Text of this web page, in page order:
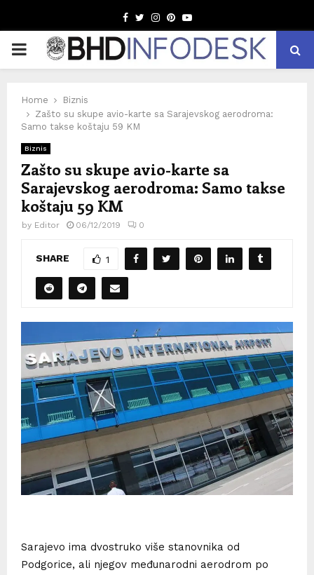
Facebook
TwitterInstagram
Pinterest
Youtube
PRIMARY
Home
Biznis
Zašto su skupe avio-karte sa Sarajevskog aerodroma:
Samo takse koštaju 59 KM
Biznis
Zašto su skupe avio-karte sa
Sarajevskog aerodroma: Samo takse
koštaju 59 KM
by Editor 06/12/2019 0
SHARE 1
Sarajevo ima dvostruko više stanovnika od
Podgorice, ali njegov međunarodni aerodrom po